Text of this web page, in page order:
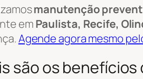
manutenção
em Paulista, Recife,
Agende agora mesmo
são os